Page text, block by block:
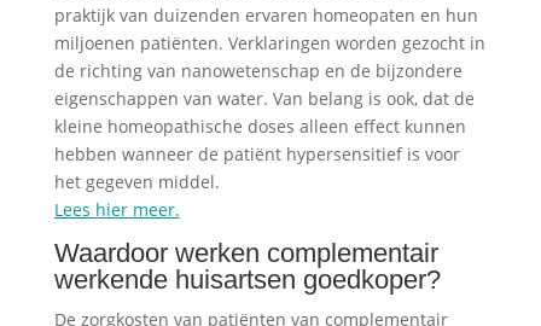
praktijk van duizenden ervaren homeopaten en hun
miljoenen patiënten. Verklaringen worden gezocht in
de richting van nanowetenschap en de bijzondere
eigenschappen van water. Van belang is ook, dat de
kleine homeopathische doses alleen effect kunnen
hebben wanneer de patiënt hypersensitief is voor
het gegeven middel.
Lees hier meer.
Waardoor werken complementair
werkende huisartsen goedkoper?
De zorgkosten van patiënten van complementair